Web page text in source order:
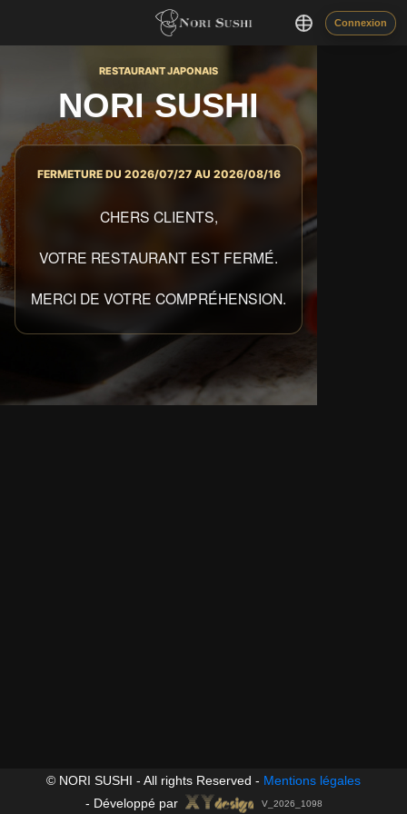
Connexion
RESTAURANT JAPONAIS
NORI SUSHI
FERMETURE DU 2026/07/27 AU 2026/08/16
CHERS CLIENTS,
VOTRE RESTAURANT EST FERMÉ.
MERCI DE VOTRE COMPRÉHENSION.
© NORI SUSHI - All rights Reserved - Mentions légales
- Développé par V_2026_1098